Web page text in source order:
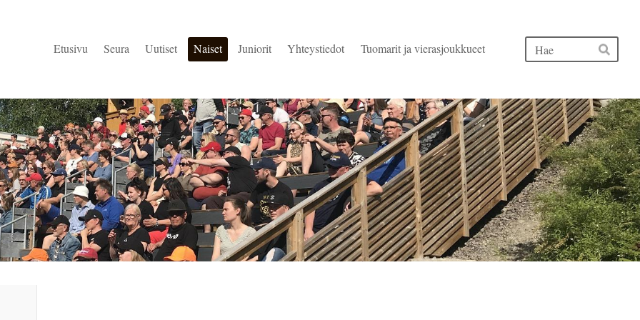
Etusivu Seura Uutiset Naiset Juniorit Yhteystiedot Tuomarit ja vierasjoukkueet
Hae